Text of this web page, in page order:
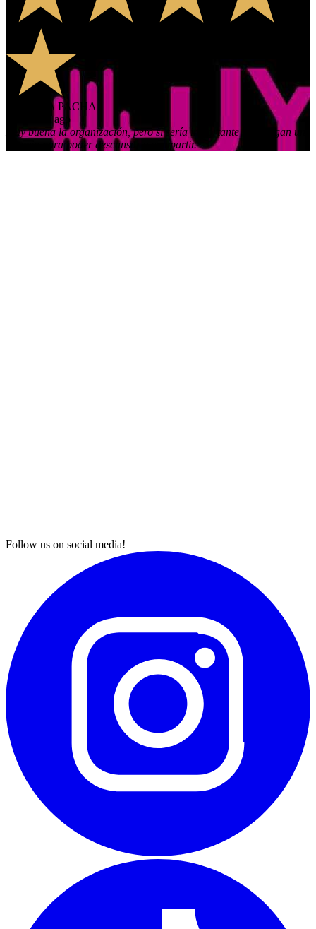
PAULINA PACHA
11 months ago
Muy buena la organización, pero si sería importante que tengan un
espacio para poder descansar y compartir.
Follow us on social media!